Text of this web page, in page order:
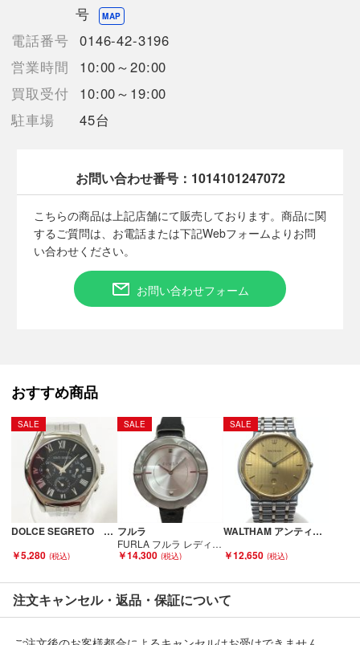
【付属品】非純正ケース,取扱説明書,保証書
【ランク】Bランク
通常使用による傷や汚れが見受けられる中古品
【使用予定配送業者】佐川急便 飛脚宅配便60サイズ
【こちらの商品は在庫連動システムを導入し、店頭や他ネットシ
ョップと併売を行なっておりますが、
タイミングによりシステムの反映が間に合わず欠品となってしま
う場合がございます。
【備考/コメント】
■本体は使用に伴う細かい擦り傷がありますが、大きなダメージ
はありません。
■リューズに、キズがございます。
■革バンドに、小キズ・留め跡がございます。
い■
弊社（株式会社オカモト）の商品画像や文章を無断盗用した『偽
装サイト』を確認しておりますが、
当店とは一切関係がございませんのでご注意ください。
号 MAP
電話番号 0146-42-3196
営業時間
10:00～20:00
買取受付
10:00～19:00
駐車場
45台
お問い合わせ番号： 1014101247072
こちらの商品は上記店舗にて販売しております。商品に関
するご質問は、お電話または下記Webフォームよりお問
い合わせください。
お問い合わせフォーム
おすすめ商品
SALE
DOLCE SEGRETO ドルチェセグレート 腕時計 MEA100 ブラック x シルバー Bランク
￥5,280
SALE
フルラ
FURLA フルラ レディース腕時計 クオーツ CLUB クラブ 予備ベゼル付 4251109504 Bランク
￥14,300
SALE
WALTHAM アンティーク 63130.26 ゴールド文字盤 クォーツ デイト メンズ 腕時計 Cランク
￥12,650
注文キャンセル・返品・保証について